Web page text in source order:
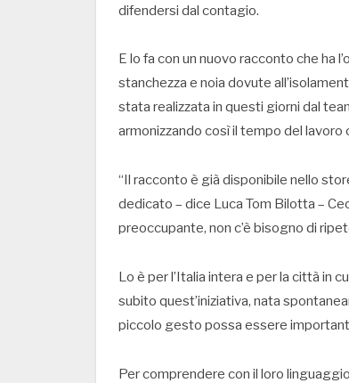
difendersi dal contagio.
E lo fa con un nuovo racconto che ha
stanchezza e noia dovute
stata realizzata in questi giorni dal
armonizzando così il tempo del lavoro
“Il racconto è già disponibile nello
dedicato – dice Luca Tom Bilotta –
preoccupante, non c’è bisogno di
Lo è per l’Italia intera e per la città in
subito quest’iniziativa, nata
piccolo gesto possa essere
Per comprendere con il loro